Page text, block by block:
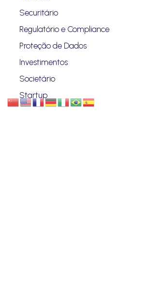
Securitário
Regulatório e Compliance
Proteção de Dados
Investimentos
Societário
Startup